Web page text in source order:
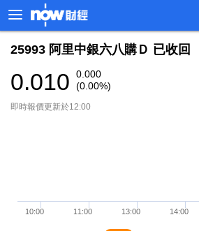
25993 阿里中銀六八購Ｄ 已收回
0.010
0.000
(0.00%)
即時報價更新於12:00